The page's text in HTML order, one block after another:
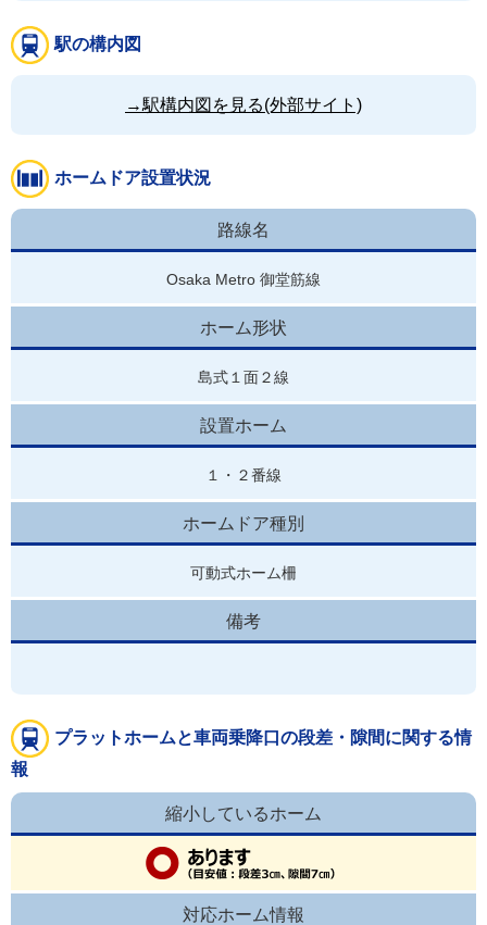
駅の構内図
→駅構内図を見る(外部サイト)
ホームドア設置状況
路線名
Osaka Metro 御堂筋線
ホーム形状
島式１面２線
設置ホーム
１・２番線
ホームドア種別
可動式ホーム柵
備考
プラットホームと車両乗降口の段差・隙間に関する情
報
縮小しているホーム
対応ホーム情報